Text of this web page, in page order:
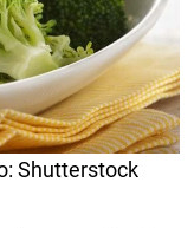
Shutterstock